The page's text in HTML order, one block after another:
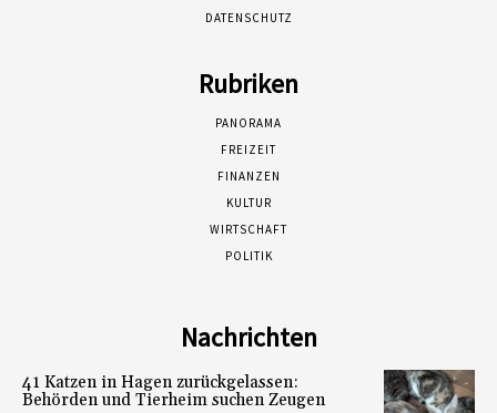
DATENSCHUTZ
Rubriken
PANORAMA
FREIZEIT
FINANZEN
KULTUR
WIRTSCHAFT
POLITIK
Nachrichten
41 Katzen in Hagen zurückgelassen:
Behörden und Tierheim suchen Zeugen